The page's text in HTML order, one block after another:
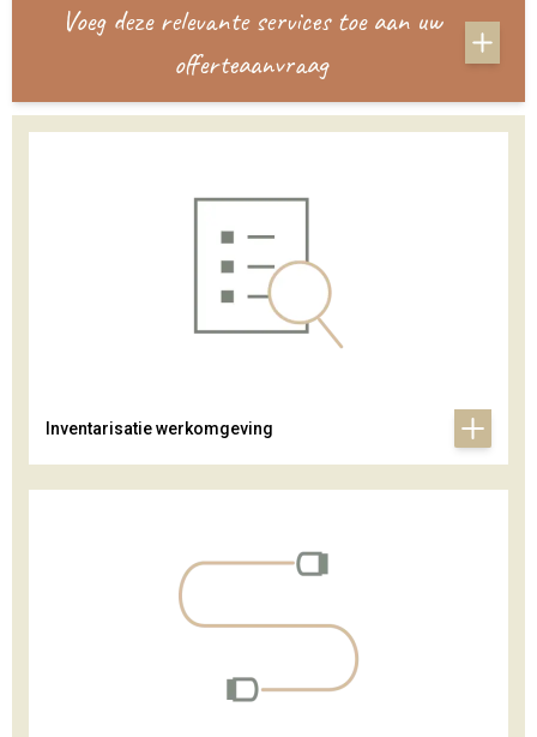
Voeg deze relevante services toe aan uw
offerteaanvraag
Inventarisatie werkomgeving